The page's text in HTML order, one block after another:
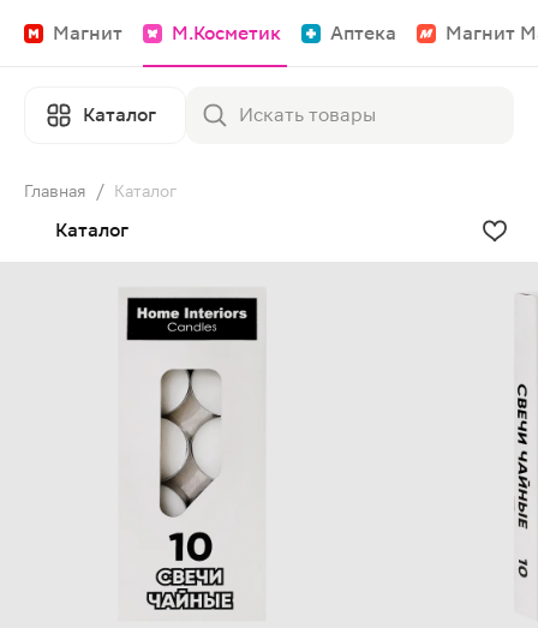
Магнит М.Косметик Аптека Магнит
Каталог
Главная / Каталог
Каталог